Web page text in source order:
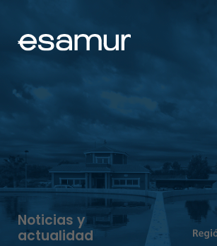
Noticias y
actualidad